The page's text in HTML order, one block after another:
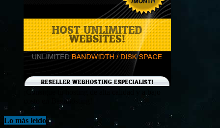
¡Consigue tu hosting de alta calidad y a bajo
costo en Banahosting!
Lo más leído